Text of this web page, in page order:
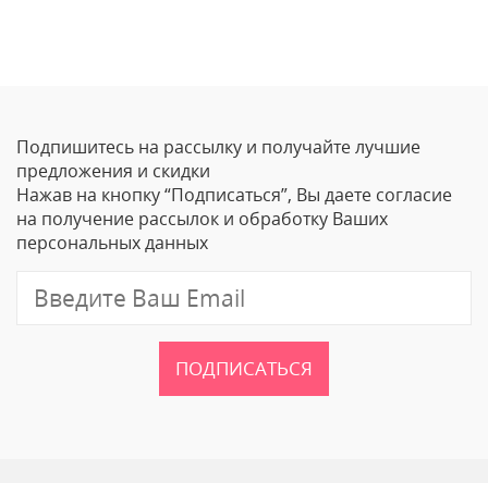
Ваше Имя
Email
Подпишитесь на рассылку и получайте лучшие
предложения и скидки
Нажав на кнопку “Подписаться”, Вы даете согласие
на получение рассылок и обработку Ваших
персональных данных
ПОДПИСАТЬСЯ